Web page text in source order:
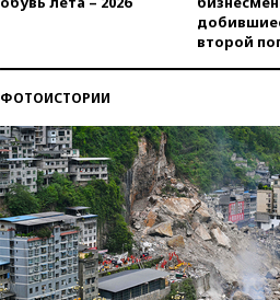
второй
ФОТОИСТОРИИ